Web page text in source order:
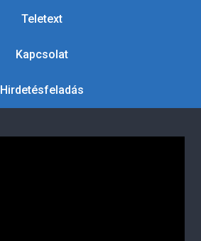
Teletext
Kapcsolat
Hirdetésfeladás